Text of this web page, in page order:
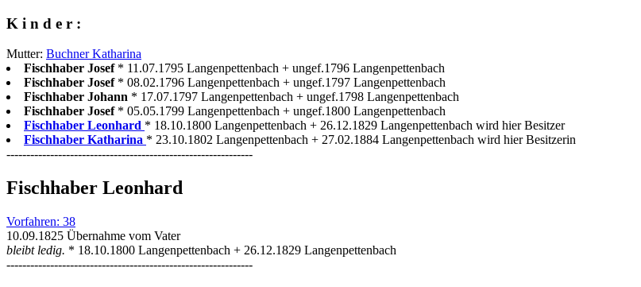
K i n d e r :
Mutter: Buchner Katharina
Fischhaber Josef * 11.07.1795 Langenpettenbach + ungef.1796 Langenpettenbach
Fischhaber Josef * 08.02.1796 Langenpettenbach + ungef.1797 Langenpettenbach
Fischhaber Johann * 17.07.1797 Langenpettenbach + ungef.1798 Langenpettenbach
Fischhaber Josef * 05.05.1799 Langenpettenbach + ungef.1800 Langenpettenbach
Fischhaber Leonhard * 18.10.1800 Langenpettenbach + 26.12.1829 Langenpettenbach wird hier Besitzer
Fischhaber Katharina * 23.10.1802 Langenpettenbach + 27.02.1884 Langenpettenbach wird hier Besitzerin
--------------------------------------------------------------
Fischhaber Leonhard
Vorfahren: 38
10.09.1825 Übernahme vom Vater
bleibt ledig. * 18.10.1800 Langenpettenbach + 26.12.1829 Langenpettenbach
--------------------------------------------------------------